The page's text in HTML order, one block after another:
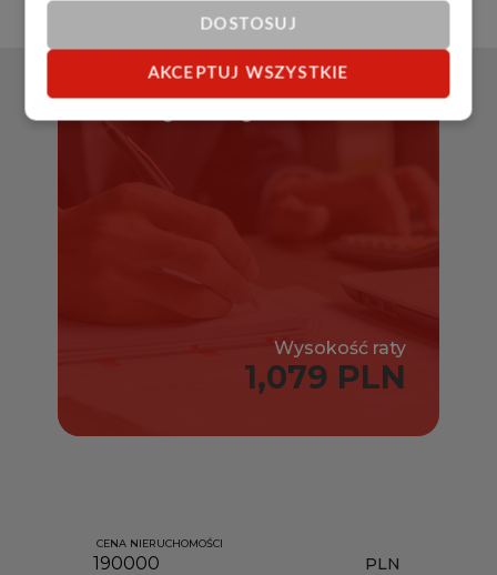
DOSTOSUJ
AKCEPTUJ WSZYSTKIE
Kalkulator
kredytowy
Wysokość raty
1,079 PLN
CENA NIERUCHOMOŚCI
PLN